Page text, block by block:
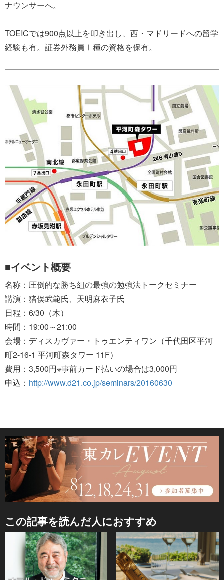
ナウンサーへ。
TOEICでは900点以上を叩き出し、西・マドリードへの留学
経験も有。証券外務員Ⅰ種の資格を保有。
■イベント概要
名称：圧倒的な勝ち組の最強の勉強法トークセミナー
講演：猪俣武範氏、天明麻衣子氏
日程：6/30（木）
時間：19:00～21:00
会場：ディスカヴァー・トゥエンティワン（千代田区平河
町2-16-1 平河町森タワー 11F）
費用：3,500円※事前カード払いの場合は3,000円
申込： http://www.d21.co.jp/seminars/20160630
この記事を読んだ人におすすめ